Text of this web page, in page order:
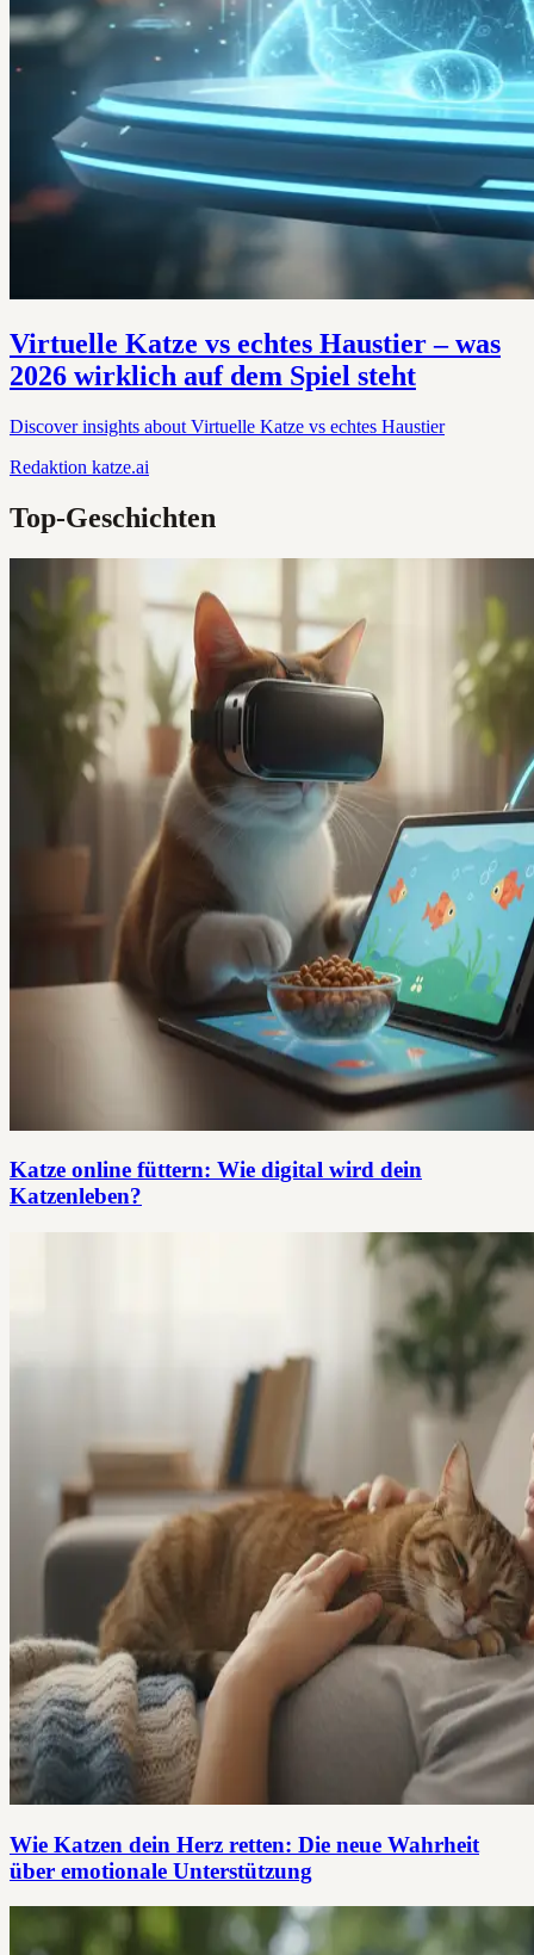
Virtuelle Katze vs echtes Haustier – was
2026 wirklich auf dem Spiel steht
Discover insights about Virtuelle Katze vs echtes Haustier
Redaktion katze.ai
Top-Geschichten
Katze online füttern: Wie digital wird dein
Katzenleben?
Wie Katzen dein Herz retten: Die neue Wahrheit
über emotionale Unterstützung